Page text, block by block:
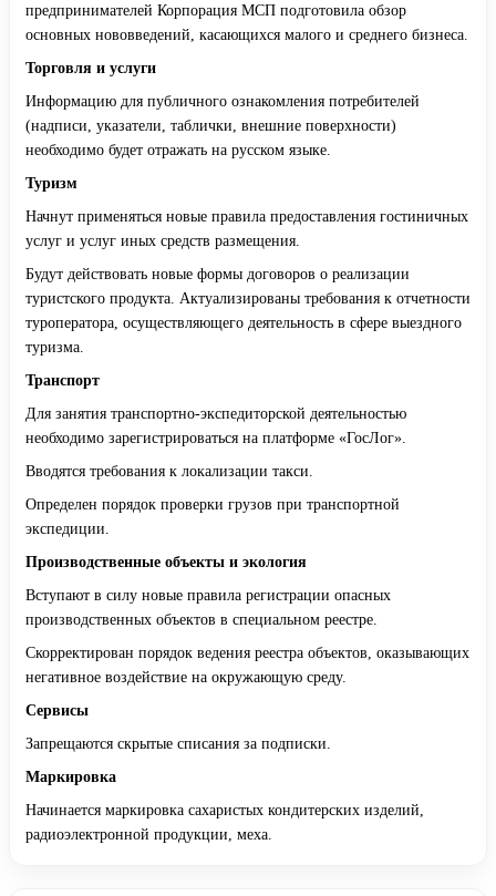
предпринимателей Корпорация МСП подготовила обзор
основных нововведений, касающихся малого и среднего бизнеса.
Торговля и услуги
Информацию для публичного ознакомления потребителей
(надписи, указатели, таблички, внешние поверхности)
необходимо будет отражать на русском языке.
Туризм
Начнут применяться новые правила предоставления гостиничных
услуг и услуг иных средств размещения.
Будут действовать новые формы договоров о реализации
туристского продукта. Актуализированы требования к отчетности
туроператора, осуществляющего деятельность в сфере выездного
туризма.
Транспорт
Для занятия транспортно-экспедиторской деятельностью
необходимо зарегистрироваться на платформе «ГосЛог».
Вводятся требования к локализации такси.
Определен порядок проверки грузов при транспортной
экспедиции.
Производственные объекты и экология
Вступают в силу новые правила регистрации опасных
производственных объектов в специальном реестре.
Скорректирован порядок ведения реестра объектов, оказывающих
негативное воздействие на окружающую среду.
Сервисы
Запрещаются скрытые списания за подписки.
Маркировка
Начинается маркировка сахаристых кондитерских изделий,
радиоэлектронной продукции, меха.